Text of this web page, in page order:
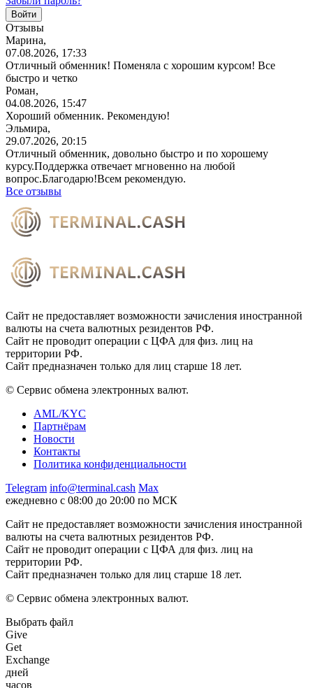
Отзывы
Марина,
07.08.2026, 17:33
Отличный обменник! Поменяла с хорошим курсом! Все
быстро и четко
Роман,
04.08.2026, 15:47
Хороший обменник. Рекомендую!
Эльмира,
29.07.2026, 20:15
Отличный обменник, довольно быстро и по хорошему
курсу.Поддержка отвечает мгновенно на любой
вопрос.Благодарю!Всем рекомендую.
Все отзывы
Сайт не предоставляет возможности зачисления иностранной
валюты на счета валютных резидентов РФ.
Сайт не проводит операции с ЦФА для физ. лиц на
территории РФ.
Сайт предназначен только для лиц старше 18 лет.
© Сервис обмена электронных валют.
AML/KYC
Партнёрам
Новости
Контакты
Политика конфиденциальности
Telegram info@terminal.cash Max
ежедневно с 08:00 до 20:00 по МСК
Сайт не предоставляет возможности зачисления иностранной
валюты на счета валютных резидентов РФ.
Сайт не проводит операции с ЦФА для физ. лиц на
территории РФ.
Сайт предназначен только для лиц старше 18 лет.
© Сервис обмена электронных валют.
Выбрать файл
Give
Get
Exchange
дней
часов